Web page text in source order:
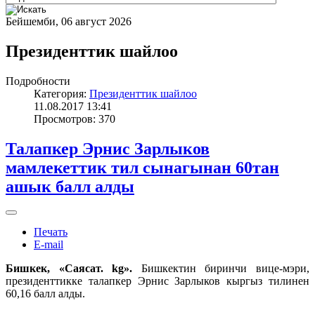
Бейшемби, 06 август 2026
Президенттик шайлоо
Подробности
Категория: Президенттик шайлоо
11.08.2017 13:41
Просмотров: 370
Талапкер Эрнис Зарлыков
мамлекеттик тил сынагынан 60тан
ашык балл алды
Печать
E-mail
Бишкек, «Саясат. kg». Бишкектин биринчи вице-мэри,
президенттикке талапкер Эрнис Зарлыков кыргыз тилинен
60,16 балл алды.